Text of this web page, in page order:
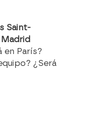
Saint-
en París?
¿Será